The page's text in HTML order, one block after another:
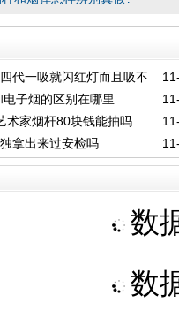
代一吸就闪红灯而且吸不
子烟的区别在哪里
术家烟杆80块钱能抽吗
拿出来过安检吗
数
数